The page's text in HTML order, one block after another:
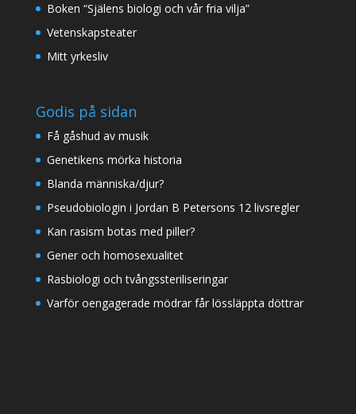
Boken “Själens biologi och vår fria vilja”
Vetenskapsteater
Mitt yrkesliv
Godis på sidan
Få gåshud av musik
Genetikens mörka historia
Blanda människa/djur?
Pseudobiologin i Jordan B Petersons 12 livsregler
Kan rasism botas med piller?
Gener och homosexualitet
Rasbiologi och tvångssteriliseringar
Varför oengagerade mödrar får lössläppta döttrar